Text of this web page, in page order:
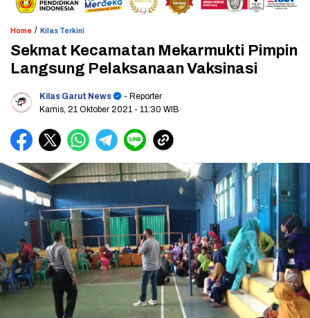
Home / Kilas Terkini
Sekmat Kecamatan Mekarmukti Pimpin
Langsung Pelaksanaan Vaksinasi
Kilas Garut News
- Reporter
Kamis, 21 Oktober 2021 - 11:30 WIB